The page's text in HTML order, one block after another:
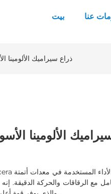
بيت عنا
ذراع سيراميك الألومينا
الألومينا
مع الرقاقات والحركة الدقيقة.